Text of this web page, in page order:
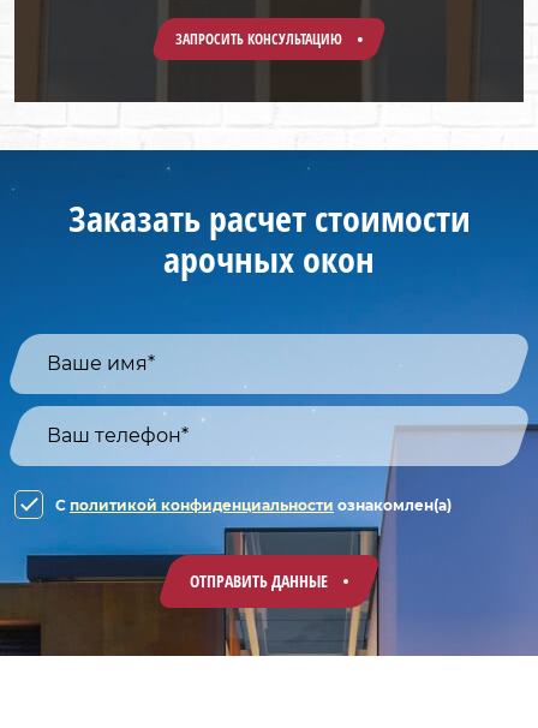
ЗАПРОСИТЬ КОНСУЛЬТАЦИЮ
Заказать расчет стоимости
арочных окон
C политикой конфиденциальности ознакомлен(а)
ОТПРАВИТЬ ДАННЫЕ